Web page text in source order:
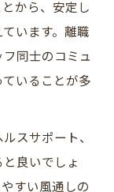
から、安定し
います。離職
同士のコミュ
いることが多
スサポート、
良いでしょ
すい風通しの